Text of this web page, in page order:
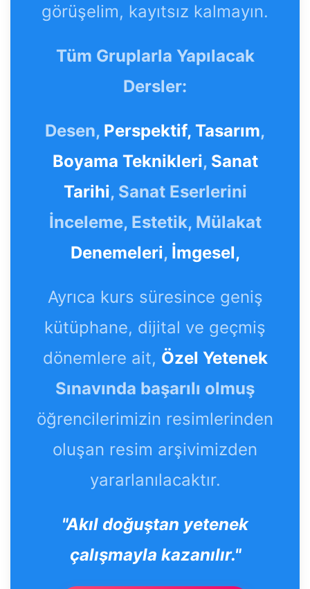
görüşelim, kayıtsız kalmayın.
Tüm Gruplarla Yapılacak
Dersler:
Desen, Perspektif, Tasarım,
Boyama Teknikleri, Sanat
Tarihi, Sanat Eserlerini
İnceleme, Estetik, Mülakat
Denemeleri, İmgesel,
Ayrıca kurs süresince geniş
kütüphane, dijital ve geçmiş
dönemlere ait, Özel Yetenek
Sınavında başarılı olmuş
öğrencilerimizin resimlerinden
oluşan resim arşivimizden
yararlanılacaktır.
"Akıl doğuştan yetenek
çalışmayla kazanılır."